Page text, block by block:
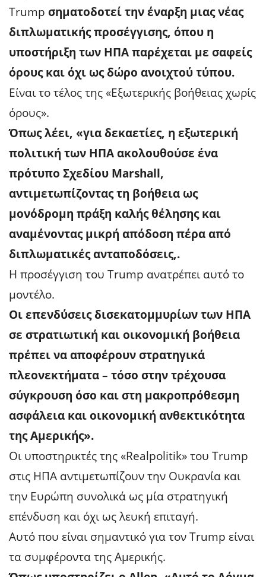
Trump σηματοδοτεί την έναρξη μιας νέας
διπλωματικής προσέγγισης, όπου η
υποστήριξη των ΗΠΑ παρέχεται με σαφείς
όρους και όχι ως δώρο ανοιχτού τύπου.
Είναι το τέλος της «Εξωτερικής βοήθειας χωρίς
όρους».
Όπως λέει, «για δεκαετίες, η εξωτερική
πολιτική των ΗΠΑ ακολουθούσε ένα
πρότυπο Σχεδίου Marshall,
αντιμετωπίζοντας τη βοήθεια ως
μονόδρομη πράξη καλής θέλησης και
αναμένοντας μικρή απόδοση πέρα από
διπλωματικές ανταποδόσεις,.
Η προσέγγιση του Trump ανατρέπει αυτό το
μοντέλο.
Οι επενδύσεις δισεκατομμυρίων των ΗΠΑ
σε στρατιωτική και οικονομική βοήθεια
πρέπει να αποφέρουν στρατηγικά
πλεονεκτήματα – τόσο στην τρέχουσα
σύγκρουση όσο και στη μακροπρόθεσμη
ασφάλεια και οικονομική ανθεκτικότητα
της Αμερικής».
Οι υποστηρικτές της «Realpolitik» του Trump
στις ΗΠΑ αντιμετωπίζουν την Ουκρανία και
την Ευρώπη συνολικά ως μία στρατηγική
επένδυση και όχι ως λευκή επιταγή.
Αυτό που είναι σημαντικό για τον Trump είναι
τα συμφέροντα της Αμερικής.